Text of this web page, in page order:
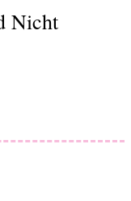
Nicht